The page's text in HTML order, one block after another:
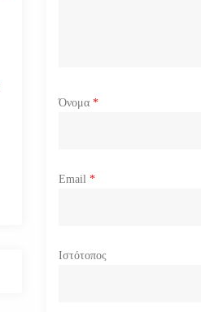
ω
Όνομα*
Email*
Ιστότοπος